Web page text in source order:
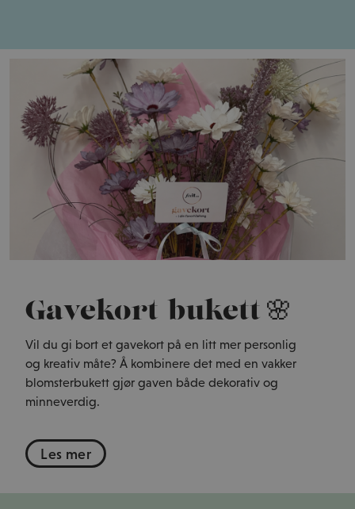
Gavekort-bukett 🌸
Vil du gi bort et gavekort på en litt mer personlig
og kreativ måte? Å kombinere det med en vakker
blomsterbukett gjør gaven både dekorativ og
minneverdig.
Les mer